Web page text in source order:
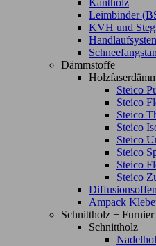
Kantholz
Leimbinder
KVH und
Dämmstoffe
Steico
Steico
Steico
Steico
Steico
Steico
Steico
Steico
Ampack
Schnittholz + Furnier
Schnittholz